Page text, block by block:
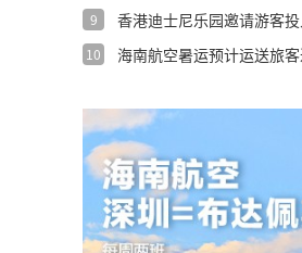
9
香港迪士尼乐园邀请游客
10
海南航空暑运预计运送旅